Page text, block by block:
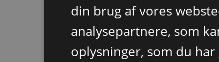
din brug af vores
analysepartnere, som
oplysninger, som du